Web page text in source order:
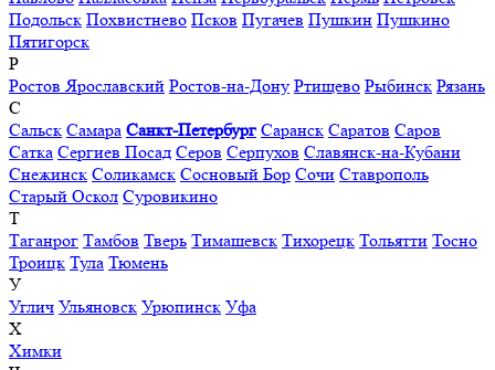
Подольск Похвистнево Псков Пугачев Пушкин Пушкино
Пятигорск
Р
Ростов Ярославский Ростов-на-Дону Ртищево Рыбинск Рязань
С
Сальск Самара Санкт-Петербург Саранск Саратов Саров
Сатка Сергиев Посад Серов Серпухов Славянск-на-Кубани
Снежинск Соликамск Сосновый Бор Сочи Ставрополь
Старый Оскол Суровикино
Т
Таганрог Тамбов Тверь Тимашевск Тихорецк Тольятти Тосно
Троицк Тула Тюмень
У
Углич Ульяновск Урюпинск Уфа
Х
Химки